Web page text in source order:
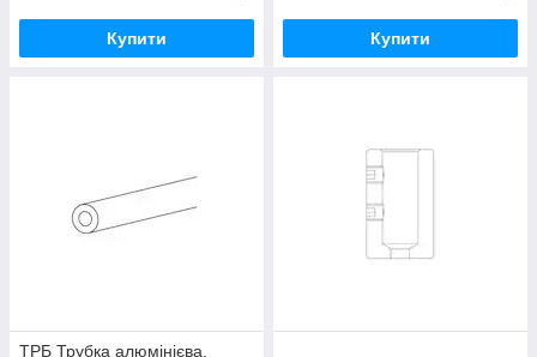
Купити Купити
ТРБ Трубка алюмінієва,